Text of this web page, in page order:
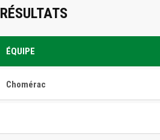
RÉSULTATS
ÉQUIPE
Chomérac